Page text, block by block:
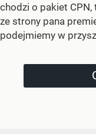
chodzi o pakiet CPN,
ze strony pana
podejmiemy w